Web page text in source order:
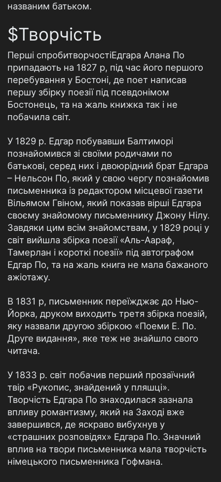
названим батьком.
$Творчість
Перші спробитворчостіЕдгара Алана По
припадають на 1827 р, під час його першого
перебування у Бостоні, де поет написав
першу збірку поезії під псевдонімом
Бостонець, та на жаль книжка так і не
побачила світ.
У 1829 р. Едгар побувавши Балтиморі
познайомився зі своїми родичами по
батькові, серед них і двоюрідний брат Едгара
– Нельсон По, який у свою чергу познайомив
письменника із редактором місцевої газети
Вільямом Гвіном, який показав вірші Едгара
своєму знайомому письменнику Джону Нілу.
Завдяки цим всім знайомствам, у 1829 році у
світ вийшла збірка поезії «Аль-Аараф,
Тамерлан і короткі поезії» під автографом
Едгар По, та на жаль книга не мала бажаного
ажіотажу.
В 1831 р, письменник переїжджає до Нью-
Йорка, друком виходить третя збірка поезій,
яку назвали другою збіркою «Поеми Е. По.
Друге видання», яке теж не знайшло свого
читача.
У 1833 р. світ побачив перший прозаїчний
твір «Рукопис, знайдений у пляшці».
Творчість Едгара По знаходилася зазнала
впливу романтизму, який на Заході вже
завершився, де яскраво вибухнув у
«страшних розповідях» Едгара По. Значний
вплив на твори письменника мала творчість
німецького письменника Гофмана.